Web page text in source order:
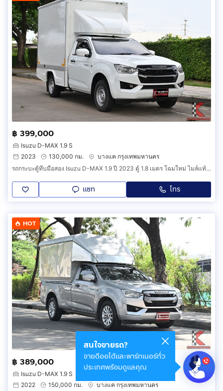
฿ 399,000
Isuzu D-MAX 1.9 S
2023
130,000 กม.
บางแค กรุงเทพมหานคร
รถกระบะตู้ทึบมือสอง Isuzu D-MAX 1.9 ปี 2023 ตู้ 1.8 เมตร โฉมใหม่ ไมล์แท้ 13X,XXX km. พร้อมวิ่งงาน (รหัสสินค้า BHAA)
แชท โทร
HOT
฿ 389,000
Isuzu D-MAX 1.9 S
2022
150,000 กม. บางแค กรุงเทพมหานคร
สนใจขายรถ?
ขายดีออโต้และพาร์ทเนอร์ทั่ว
ประเทศพร้อมดูแลคุณ